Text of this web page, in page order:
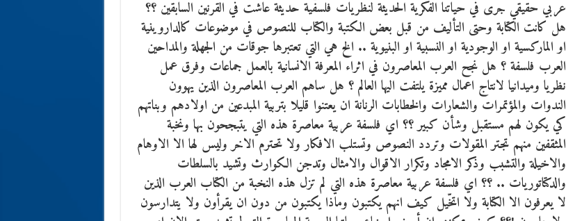
عربي حقيقي جرى في حياتنا الفكرية الحديثة لنظريات فلسفية حديثة عاشت في القرنين السابقين ؟؟
هل كانت الكتابة وحتى التأليف من قبل بعض الكتبة والكتاب للنصوص في موضوعات كالداروينية
او الماركسية او الوجودية او النسبية او البنيوية .. الخ هي التي تعتبرها جوقات من الجهلة والمداحين
العرب فلسفة ؟ هل نجح العرب المعاصرون في اثراء المعرفة الانسانية بالعمل جماعات وفرق عمل
نظريا وميدانيا لانتاج اعمال مميزة يلتفت اليها العالم ؟ هل ساهم العرب المعاصرون الذين يهوون
الندوات والمؤتمرات والشعارات والخطابات الرنانة ان يعتنوا قليلا بتربية المبدعين من اولادهم وبناتهم
كي يكون لهم مستقبل وشأن كبير ؟؟ اي فلسفة عربية معاصرة هذه التي يتبجحون بها ونخبة
المثقفين منهم تجتر المقولات وتردد النصوص وتستلب الافكار ولا تحترم الاخر وليس لها الا الاوهام
والاخيلة والتشبب وذكر الامجاد وتكرار الاقوال والامثال وتدجن الكوارث وتشيد بالسلطات
والدكتاتوريات .. ؟؟ اي فلسفة عربية معاصرة هذه التي لم تزل هذه النخبة من الكتاب العرب الذين
لا يعرفون الا الكتابة ولا اتخّيل كيف انهم يكتبون وماذا يكتبون من دون ان يقرأون ولا يتدارسون